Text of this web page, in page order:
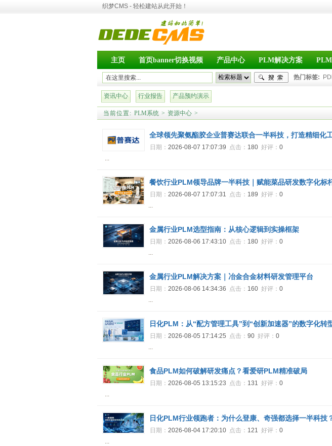
织梦CMS - 轻松建站从此开始！
主页 首页banner切换视频 产品中心 PLM解决方案
热门标签:
资讯中心 行业报告 产品预约演示
当前位置: PLM系统 > 资源中心 >
全球领先聚氨酯胶企业普赛达联合一半科技，打造精细化
日期： 2026-08-07 17:07:39 点击： 180 好评： 0
...
餐饮行业PLM领导品牌一半科技｜赋能菜品研发数字化标
日期： 2026-08-07 17:07:31 点击： 189 好评： 0
...
金属行业PLM选型指南：从核心逻辑到实操框架
日期： 2026-08-06 17:43:10 点击： 180 好评： 0
...
金属行业PLM解决方案｜冶金合金材料研发管理平台
日期： 2026-08-06 14:34:36 点击： 160 好评： 0
...
日化PLM：从“配方管理工具”到“创新加速器”的数字化转
日期： 2026-08-05 17:14:25 点击： 90 好评： 0
...
食品PLM如何破解研发痛点？看爱研PLM精准破局
日期： 2026-08-05 13:15:23 点击： 131 好评： 0
...
日化PLM行业领跑者：为什么登康、奇强都选择一半科技
日期： 2026-08-04 17:20:10 点击： 121 好评： 0
...